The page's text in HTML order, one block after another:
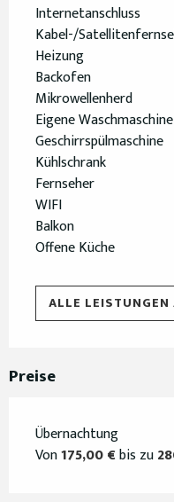
Internetanschluss
Kabel-/
Heizung
Backofen
Mikrowellenherd
Eigene Waschmaschine
Geschirrspülmaschine
Kühlschrank
Fernseher
WIFI
Balkon
Offene Küche
ALLE LEISTUNGEN
Preise
Übernachtung
Von175,00 €bis zu